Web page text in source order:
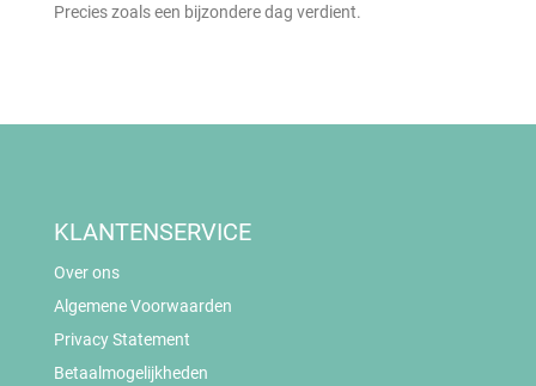
Precies zoals een bijzondere dag verdient.
KLANTENSERVICE
Over ons
Algemene Voorwaarden
Privacy Statement
Betaalmogelijkheden